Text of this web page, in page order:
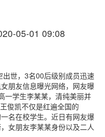
05-01 09:08
世，3名00后级别成员迅速
朋友信息曝光网络，网友曝
一学生李某某，清纯美丽并
俊凯不仅是红遍全国的
名在校学生。近日有网友爆
女朋友李某某身份以及二人